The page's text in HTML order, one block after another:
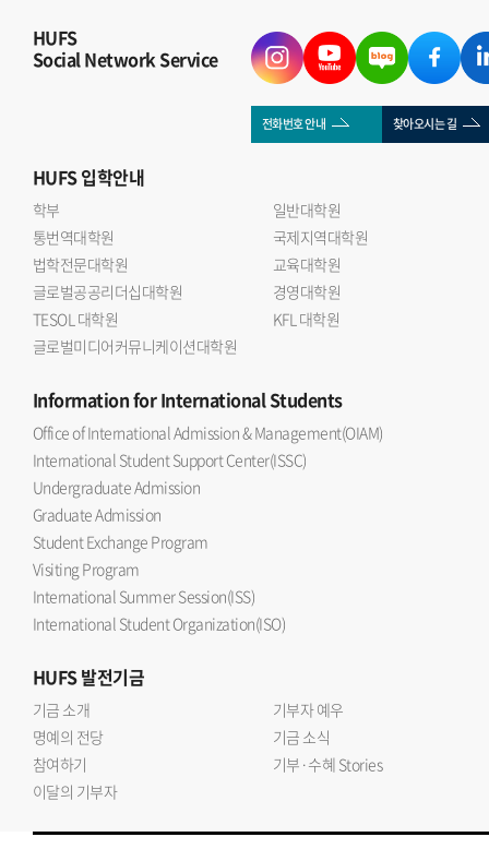
HUFS
Social Network Service
전화번호 안내 찾아오시는 길
HUFS입학안내
학부
일반대학원
통번역대학원
국제지역대학원
법학전문대학원
교육대학원
글로벌공공리더십대학원
경영대학원
TESOL 대학원
KFL 대학원
글로벌미디어커뮤니케이션대학원
Informationfor International Students
Office of International Admission & Management(OIAM)
International Student Support Center(ISSC)
Undergraduate Admission
Graduate Admission
Student Exchange Program
Visiting Program
International Summer Session(ISS)
International Student Organization(ISO)
HUFS발전기금
기금 소개
기부자 예우
명예의 전당
기금 소식
참여하기
기부·수혜 Stories
이달의 기부자